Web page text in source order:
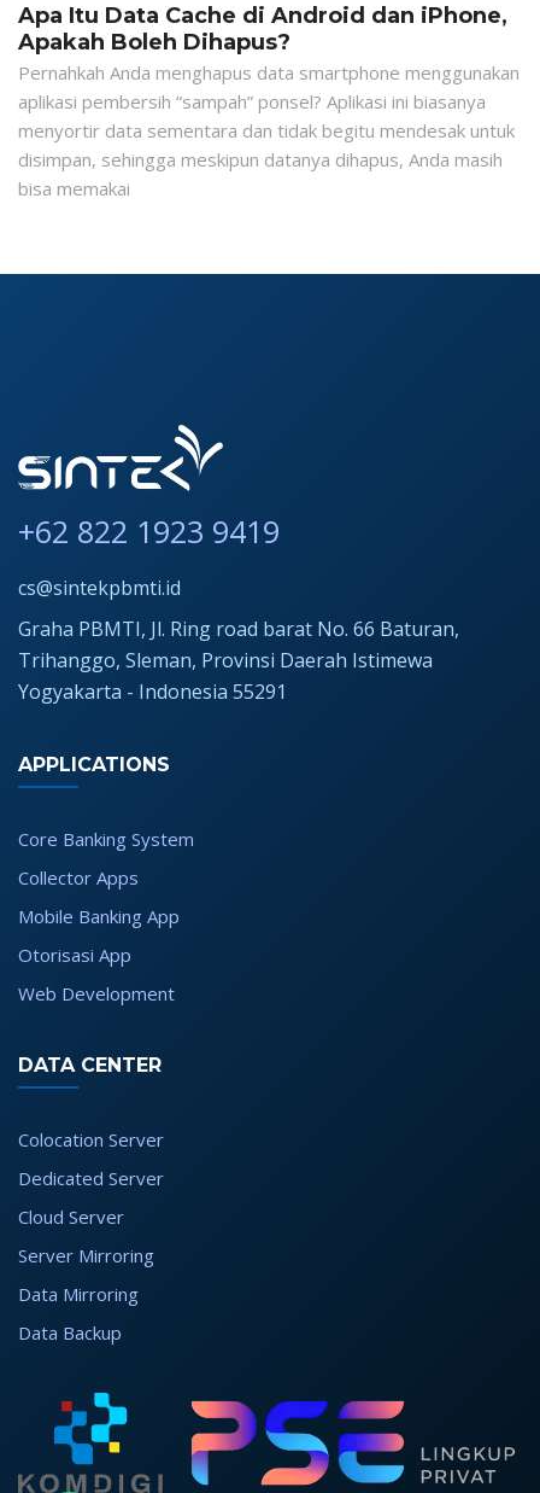
Apa Itu Data Cache di Android dan iPhone,
Apakah Boleh Dihapus?
Pernahkah Anda menghapus data smartphone menggunakan
aplikasi pembersih “sampah” ponsel? Aplikasi ini biasanya
menyortir data sementara dan tidak begitu mendesak untuk
disimpan, sehingga meskipun datanya dihapus, Anda masih
bisa memakai
+62 822 1923 9419
cs@sintekpbmti.id
Graha PBMTI, Jl. Ring road barat No. 66 Baturan,
Trihanggo, Sleman, Provinsi Daerah Istimewa
Yogyakarta - Indonesia 55291
APPLICATIONS
Core Banking System
Collector Apps
Mobile Banking App
Otorisasi App
Web Development
DATA CENTER
Colocation Server
Dedicated Server
Cloud Server
Server Mirroring
Data Mirroring
Data Backup